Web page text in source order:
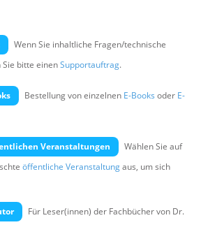
Wenn Sie inhaltliche Fragen/technische
bitte einenSupportauftrag.
Bestellung von einzelnen E-Books oder E-
Veranstaltungen
Wählen Sie auf
öffentliche Veranstaltungaus, um sich
Für Leser(innen) der Fachbücher von Dr.